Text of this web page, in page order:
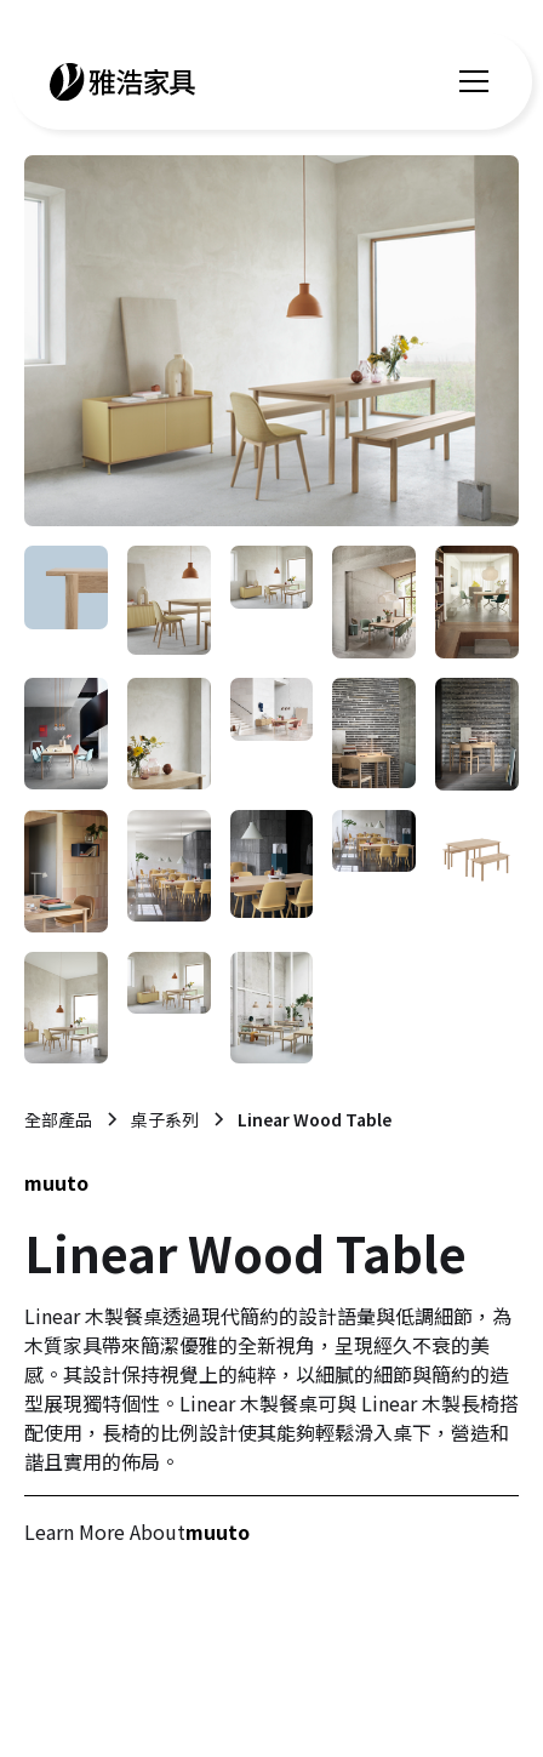
全部產品 桌子系列 Linear Wood Table
muuto
Linear Wood Table
Linear 木製餐桌透過現代簡約的設計語彙與低調細節，為
木質家具帶來簡潔優雅的全新視角，呈現經久不衰的美
感。其設計保持視覺上的純粹，以細膩的細節與簡約的造
型展現獨特個性。Linear 木製餐桌可與 Linear 木製長椅搭
配使用，長椅的比例設計使其能夠輕鬆滑入桌下，營造和
諧且實用的佈局。
Learn More Aboutmuuto